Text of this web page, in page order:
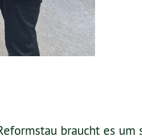
braucht es um